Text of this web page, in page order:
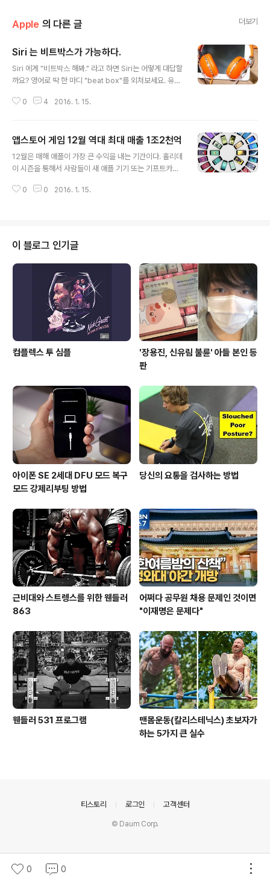
Apple 의 다른 글 더보기
Siri 는 비트박스가 가능하다.
Siri 에게 "비트박스 해봐." 라고 하면 Siri는 어떻게 대답할
까요? 영어로 딱 한 마디 "beat box"를 외쳐보세요. 유투
트 박스를 하는 소리를 들을 수 있습니다. 한국어로 물어 보
습니다. 이전에 한번 소개한 적이 있는데, Siri는 비트박스
뿐만 아니라 멋진 랩을 선보인 적이 있습니다. Siri가 직접
랩을 한다는 얘기는 아니고, 일전에 MS가 Cortana 가 Si
한 어린 MC가 SoundCloud에 Siri 믹싱으로 랩 배틀을
0 4 2016. 1. 15.
앱스토어 게임 12월 역대 최대 매출 1조2천억
12월은 매해 애플이 가장 큰 수익을 내는 기간이다. 홀리데
이 시즌을 통해서 사람들이 새 애플 기기 또는 기프트카드
높은 기기 판매량을 기록하고, 새 iOS 기기를 구매한 사람
Tower는 12월 한 달간 앱스토어의 게임 매출이 10억 달
라(1조2,086억원)이라 밝혔다. 보고서에 따르면, 앱스토
어 게임 카테고리는 12월 한 달간 약 1조원을 벌어들였으
며 이는 11월 수입 8억4,700만 달러(1조239억3,830만
원) 보다 18%가 증가한 수치라 전했다. 이에 따라..
0 0 2016. 1. 15.
이 블로그 인기글
컴플렉스 투 심플
'장용진, 신유림 불륜' 아들 본인 등
판
아이폰 SE 2세대 DFU 모드 복구
모드 강제리부팅 방법
당신의 요통을 검사하는 방법
근비대와 스트렝스를 위한 웬들러
863
어쩌다 공무원 채용 문제인 것이면
"이재명은 문제다"
웬들러 531 프로그램
맨몸운동(칼리스테닉스) 초보자가
하는 5가지 큰 실수
0 0
티스토리 로그인 고객센터
© Daum Corp.